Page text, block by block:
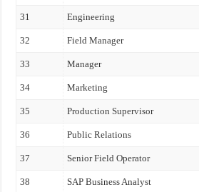
31 Engineering
32 Field Manager
33 Manager
34 Marketing
35 Production Supervisor
36 Public Relations
37 Senior Field Operator
38 SAP Business Analyst